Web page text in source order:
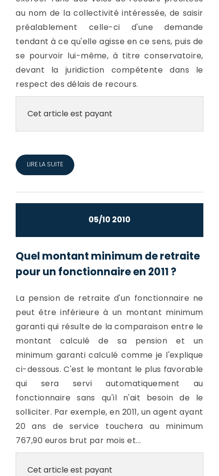
au nom de la collectivité intéressée, de saisir
préalablement celle-ci d'une demande
tendant à ce qu'elle agisse en ce sens, puis de
se pourvoir lui-même, à titre conservatoire,
devant la juridiction compétente dans le
respect des délais de recours.
Cet article est payant
LIRE LA SUITE
05/10 2010
Quel montant minimum de retraite
pour un fonctionnaire en 2011 ?
La pension de retraite d'un fonctionnaire ne
peut être inférieure à un montant minimum
garanti qui résulte de la comparaison entre le
montant calculé de sa pension et un
minimum garanti calculé comme je l'explique
ci-dessous. C'est le montant le plus favorable
qui sera servi automatiquement au
fonctionnaire sans qu'il n'ait besoin de le
solliciter. Par exemple, en 2011, un agent ayant
20 ans de service touchera au minimum
767,90 euros brut par mois et...
Cet article est payant